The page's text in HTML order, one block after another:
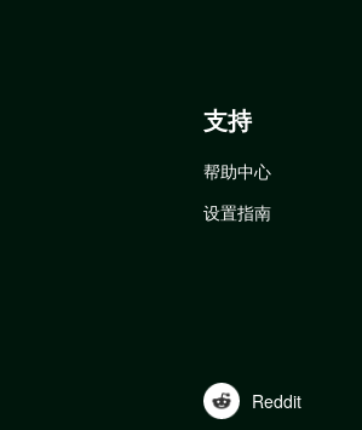
支持
帮助中心
设置指南
Reddit